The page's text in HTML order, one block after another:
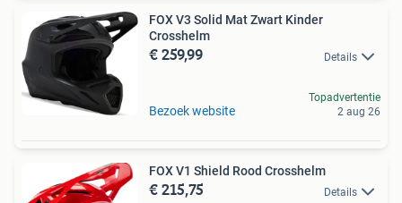
FOX V3 Solid Mat Zwart Kinder
Crosshelm
€ 259,99 Details
Bezoek website
Topadvertentie
2 aug 26
FOX V1 Shield Rood Crosshelm
€ 215,75 Details